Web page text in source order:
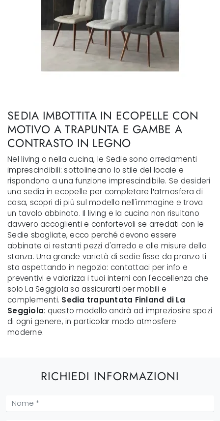
SEDIA IMBOTTITA IN ECOPELLE CON
MOTIVO A TRAPUNTA E GAMBE A
CONTRASTO IN LEGNO
Nel living o nella cucina, le Sedie sono arredamenti
imprescindibili: sottolineano lo stile del locale e
rispondono a una funzione imprescindibile. Se desideri
una sedia in ecopelle per completare l’atmosfera di
casa, scopri di più sul modello nell'immagine e trova
un tavolo abbinato. Il living e la cucina non risultano
davvero accoglienti e confortevoli se arredati con le
Sedie sbagliate, ecco perché devono essere
abbinate ai restanti pezzi d'arredo e alle misure della
stanza. Una grande varietà di sedie fisse da pranzo ti
sta aspettando in negozio: contattaci per info e
preventivi e valorizza i tuoi interni con l'eccellenza che
solo La Seggiola sa assicurarti per mobili e
complementi. Sedia trapuntata Finland di La
Seggiola: questo modello andrà ad impreziosire spazi
di ogni genere, in particolar modo atmosfere
moderne.
RICHIEDI INFORMAZIONI